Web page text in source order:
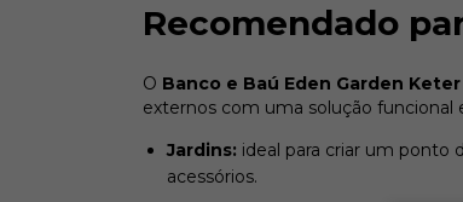
Recomendado
O Banco e Baú Eden Garden Keter
externos com uma solução funcional
Jardins: ideal para criar um ponto
acessórios.